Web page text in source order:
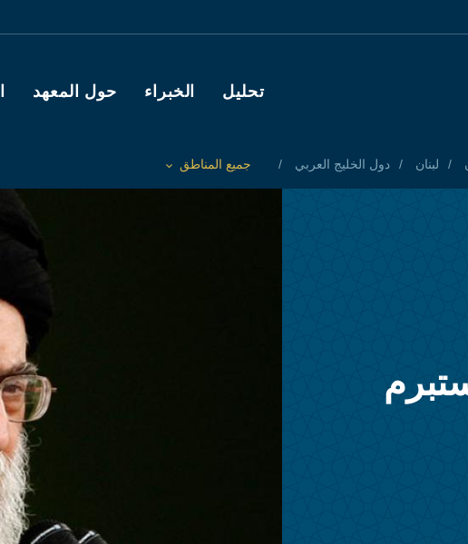
Main navigation
تحليل الخبراء حول المعهد
لبنان دول الخليج العربي
Toggle List of
جميع المناطق